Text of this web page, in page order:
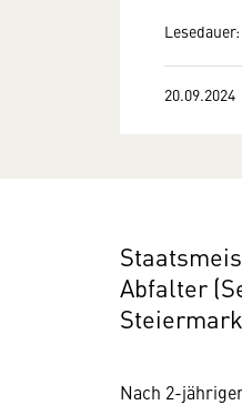
20.09.2024
Abfalter
Steiermark
Nach 2-